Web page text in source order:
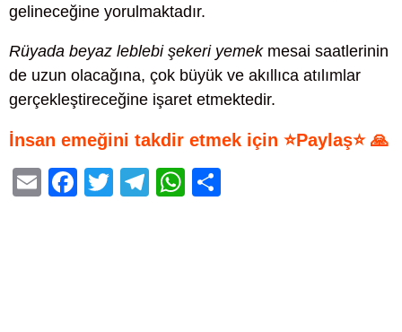
gelineceğine yorulmaktadır.
Rüyada beyaz leblebi şekeri yemekmesai saatlerinin
de uzun olacağına, çok büyük ve akıllıca atılımlar
gerçekleştireceğine işaret etmektedir.
İnsan emeğini takdir etmek için ⭐Paylaş⭐ 🙏
E
F
T
T
W